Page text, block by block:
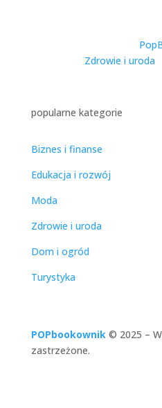
Zdrowie i uroda
popularne kategorie
Biznes i finanse
Edukacja i rozwój
Moda
Zdrowie i uroda
Dom i ogród
Turystyka
POPbookownik© 2025 –
zastrzeżone.